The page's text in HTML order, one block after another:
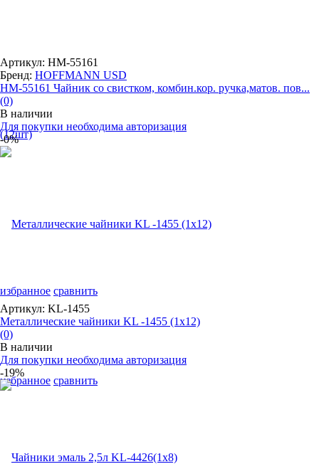
избранное сравнить
Артикул: HM-55161
Бренд: HOFFMANN USD
HM-55161 Чайник со свистком, комбин.кор. ручка,матов. пов...
(0)
В наличии
Для покупки необходима авторизация
-0%
избранное сравнить
Артикул: KL-1455
Металлические чайники KL -1455 (1x12)
(0)
В наличии
Для покупки необходима авторизация
-19%